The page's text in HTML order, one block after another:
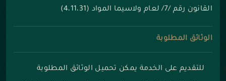
القانون رقم /7/ لعام ولاسيما المواد (4،11،31)
الوثائق المطلوبة
للتقديم على الخدمة يمكن تحميل الوثائق المطلوبة